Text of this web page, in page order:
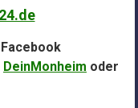
Facebook
DeinMonheim oder